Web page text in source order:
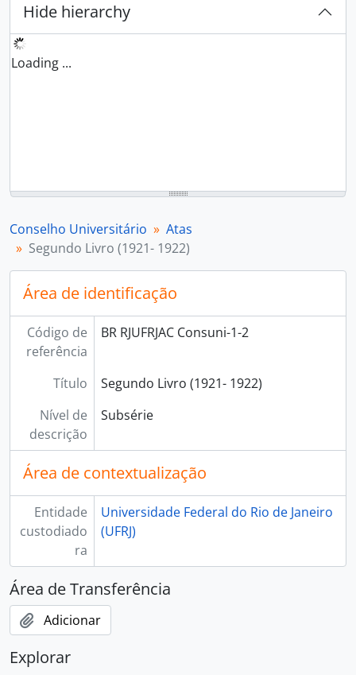
Hide hierarchy
Loading ...
Conselho Universitário
Atas
Segundo Livro (1921- 1922)
Área de identificação
Código de
referência
BR RJUFRJAC Consuni-1-2
Título
Segundo Livro (1921- 1922)
Nível de
descrição
Subsérie
Área de contextualização
Entidade
custodiado
ra
Universidade Federal do Rio de Janeiro
(UFRJ)
Área de Transferência
Adicionar
Explorar